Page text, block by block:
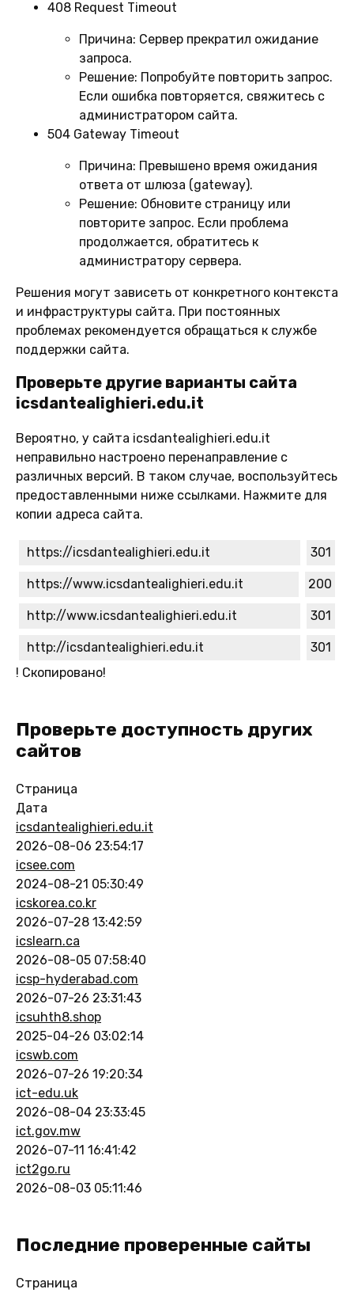
408 Request Timeout
Причина: Сервер прекратил ожидание
запроса.
Решение: Попробуйте повторить запрос.
Если ошибка повторяется, свяжитесь с
администратором сайта.
504 Gateway Timeout
Причина: Превышено время ожидания
ответа от шлюза (gateway).
Решение: Обновите страницу или
повторите запрос. Если проблема
продолжается, обратитесь к
администратору сервера.
Решения могут зависеть от конкретного контекста
и инфраструктуры сайта. При постоянных
проблемах рекомендуется обращаться к службе
поддержки сайта.
Проверьте другие варианты сайта
icsdantealighieri.edu.it
Вероятно, у сайта icsdantealighieri.edu.it
неправильно настроено перенаправление с
различных версий. В таком случае, воспользуйтесь
предоставленными ниже ссылками. Нажмите для
копии адреса сайта.
https://icsdantealighieri.edu.it 301
https://www.icsdantealighieri.edu.it 200
http://www.icsdantealighieri.edu.it 301
http://icsdantealighieri.edu.it
301
! Скопировано!
Проверьте доступность других
сайтов
Страница
Дата
icsdantealighieri.edu.it
2026-08-06 23:54:17
icsee.com
2024-08-21 05:30:49
icskorea.co.kr
2026-07-28 13:42:59
icslearn.ca
2026-08-05 07:58:40
icsp-hyderabad.com
2026-07-26 23:31:43
icsuhth8.shop
2025-04-26 03:02:14
icswb.com
2026-07-26 19:20:34
ict-edu.uk
2026-08-04 23:33:45
ict.gov.mw
2026-07-11 16:41:42
ict2go.ru
2026-08-03 05:11:46
Последние проверенные сайты
Страница